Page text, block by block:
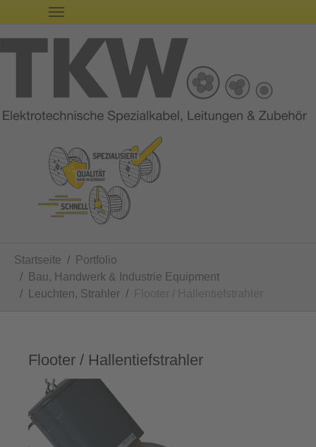
Startseite
Portfolio
Bau, Handwerk & Industrie Equipment
Leuchten, Strahler
Flooter / Hallentiefstrahler